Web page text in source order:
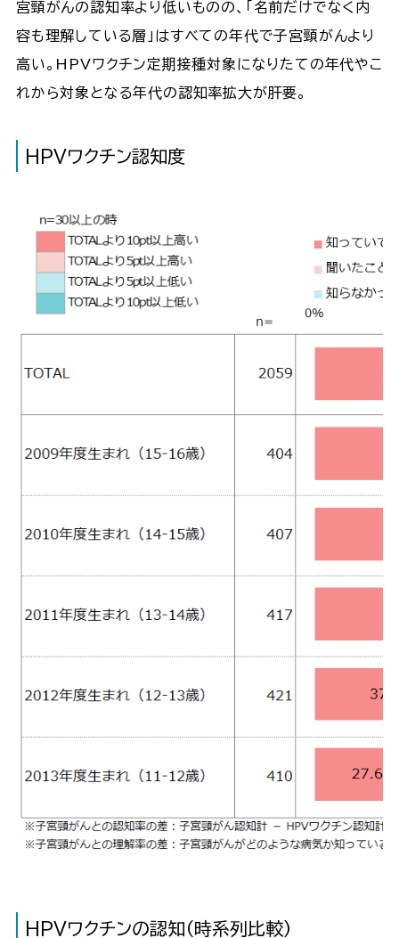
宮頸がんの認知率より低いものの、「名前だけでなく内
容も理解している層」はすべての年代で子宮頸がんより
高い。HPVワクチン定期接種対象になりたての年代やこ
れから対象となる年代の認知率拡大が肝要。
HPVワクチン認知度
HPVワクチンの認知（時系列比較）